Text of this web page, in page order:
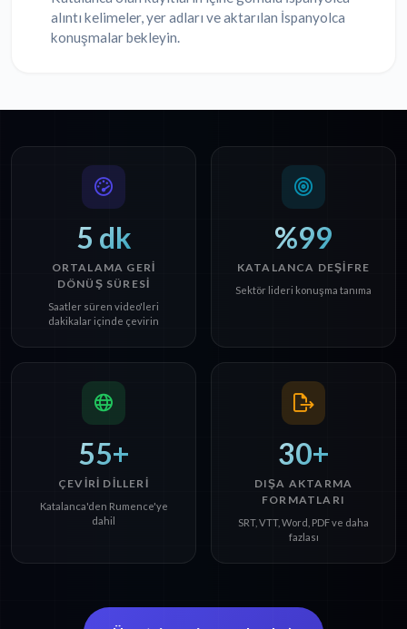
alıntı kelimeler, yer adları ve aktarılan İspanyolca
konuşmalar bekleyin.
5 dk
ORTALAMA GERI
DÖNÜŞ SÜRESI
Saatler süren video'leri
dakikalar içinde çevirin
%99
KATALANCA DEŞIFRE
Sektör lideri konuşma tanıma
55+
ÇEVIRI DILLERI
Katalanca'den Rumence'ye
dahil
30+
DIŞA AKTARMA
FORMATLARI
SRT, VTT, Word, PDF ve daha
fazlası